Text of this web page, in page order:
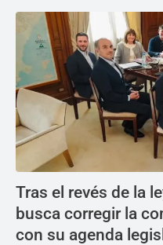
Tras el revés de la
busca corregir la
con su agenda